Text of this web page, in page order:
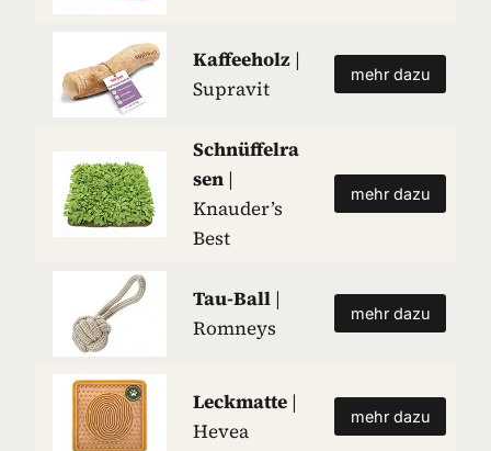
Kaffeeholz |
Supravit
mehr dazu
Schnüffelra
sen |
Knauder’s
Best
mehr dazu
Tau-Ball |
Romneys
mehr dazu
Leckmatte |
Hevea
mehr dazu